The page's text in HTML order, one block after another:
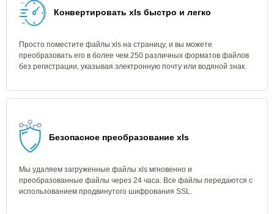
Конвертировать xls быстро и легко
Просто поместите файлы xls на страницу, и вы можете
преобразовать его в более чем 250 различных форматов файлов
без регистрации, указывая электронную почту или водяной знак.
Безопасное преобразование xls
Мы удаляем загруженные файлы xls мгновенно и
преобразованные файлы через 24 часа. Все файлы передаются с
использованием продвинутого шифрования SSL.